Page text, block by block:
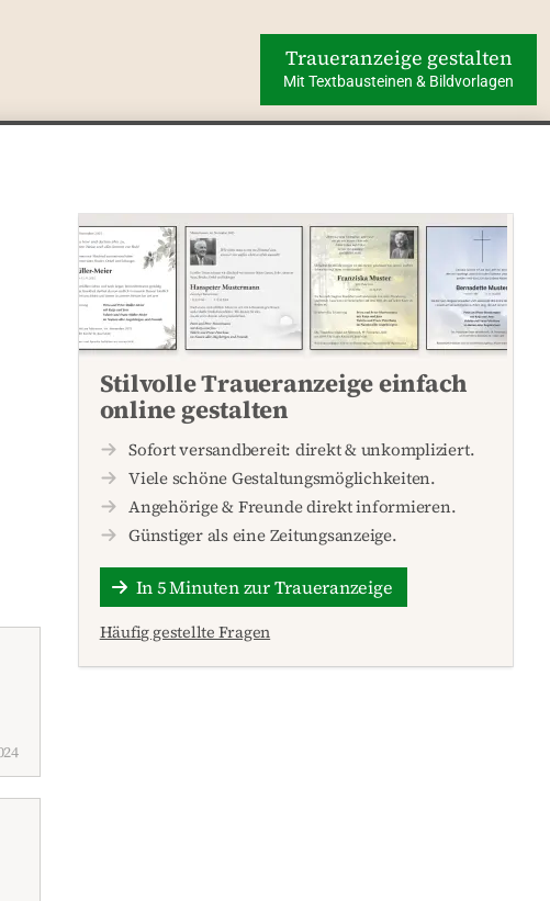
Traueranzeige gestalten
Mit Textbausteinen & Bildvorlagen
Stilvolle Traueranzeige einfach
online gestalten
Sofort versandbereit: direkt & unkompliziert.
Viele schöne Gestaltungsmöglichkeiten.
Angehörige & Freunde direkt informieren.
Günstiger als eine Zeitungsanzeige.
In 5 Minuten zur Traueranzeige
Häufig gestellte Fragen